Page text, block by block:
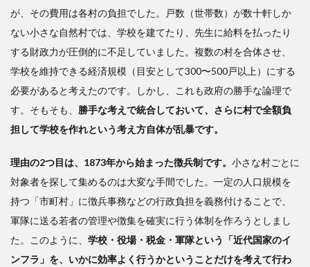
が、その費用は各村の負担でした。戸数（世帯数）が数十軒しか
ない小さな自然村では、学校を建てたり、先生に給料を払ったり
する財政力が圧倒的に不足していました。複数の村を合体させ、
学校を維持できる経済規模（目安として300〜500戸以上）にする
必要があると考えたのです。しかし、これも政府の勝手な論理で
す。そもそも、 勝手な考えで統合しておいて、さらに村で全額負
担して学校を作れという考え方自体が乱暴です。
理由の2つ目は、1873年から始まった徴兵制です。 小さな村ごとに
対象者を探して集めるのは大変な手間でした。一定の人口規模を
持つ「市町村」に徴兵事務などの行政負担を義務付けることで、
軍隊に送る若者の管理や徴集を確実に行う体制を作ろうとしまし
た。このように、 学校・役場・税金・軍隊という「近代国家のイ
ンフラ」を、いかに効率よく行うかということだけを考えて行わ